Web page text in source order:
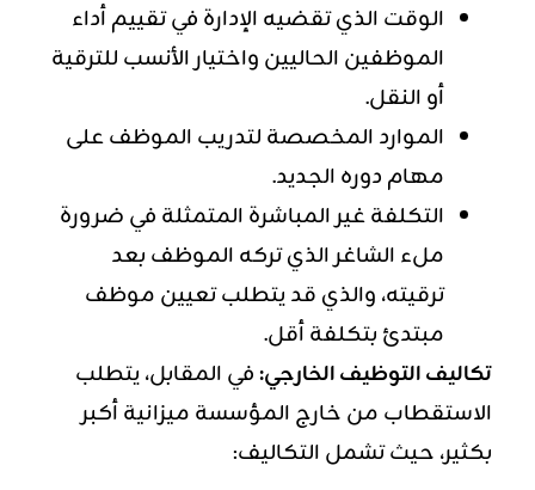
الوقت الذي تقضيه الإدارة في تقييم أداء
الموظفين الحاليين واختيار الأنسب للترقية
أو النقل.
الموارد المخصصة لتدريب الموظف على
مهام دوره الجديد.
التكلفة غير المباشرة المتمثلة في ضرورة
ملء الشاغر الذي تركه الموظف بعد
ترقيته، والذي قد يتطلب تعيين موظف
مبتدئ بتكلفة أقل.
تكاليف التوظيف الخارجي:في المقابل، يتطلب
الاستقطاب من خارج المؤسسة ميزانية أكبر
بكثير، حيث تشمل التكاليف: